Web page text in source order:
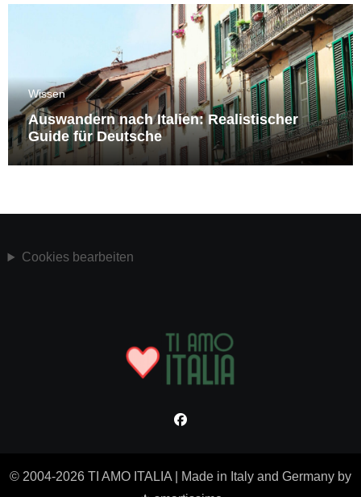
Wissen
Auswandern nach Italien: Realistischer
Guide für Deutsche
Cookies bearbeiten
© 2004-2026 TI AMO ITALIA
Made in Italy and Germany by